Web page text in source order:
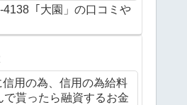
4138「大園」の口コミや
用の為、信用の為給料
貰ったら融資するお金